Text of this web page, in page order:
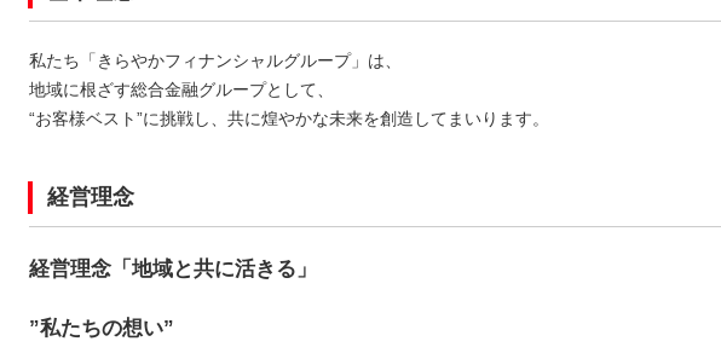
私たち「きらやかフィナンシャルグループ」は、
地域に根ざす総合金融グループとして、
“お客様ベスト”に挑戦し、共に煌やかな未来を創造してまいります。
経営理念
経営理念「地域と共に活きる」
”私たちの想い”